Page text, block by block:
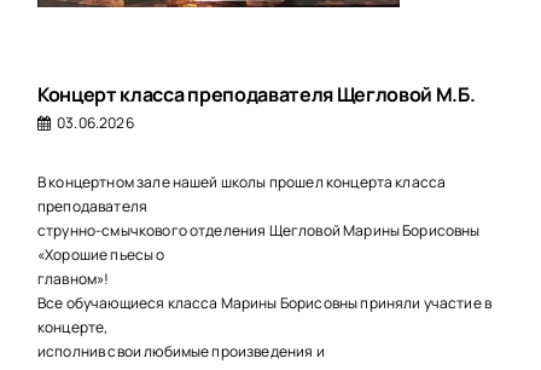
Концерт класса преподавателя Щегловой М.Б.
03.06.2026
В концертном зале нашей школы прошел концерта класса
преподавателя
струнно-смычкового отделения Щегловой Марины Борисовны
«Хорошие пьесы о
главном»!
Все обучающиеся класса Марины Борисовны приняли участие в
концерте,
исполнив свои любимые произведения и